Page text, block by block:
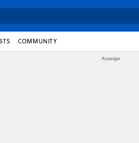
COMMUNITY